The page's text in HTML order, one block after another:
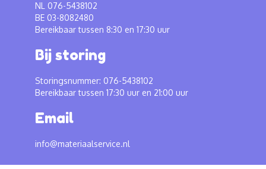
NL 076-5438102
BE 03-8082480
Bereikbaar tussen 8:30 en 17:30 uur
Bij storing
Storingsnummer: 076-5438102
Bereikbaar tussen 17:30 uur en 21:00 uur
Email
info@materiaalservice.nl